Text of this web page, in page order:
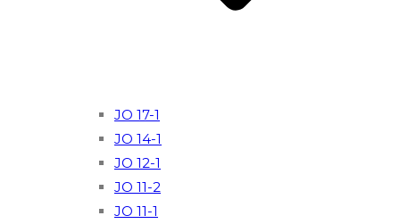
JO 17-1
JO 14-1
JO 12-1
JO 11-2
JO 11-1